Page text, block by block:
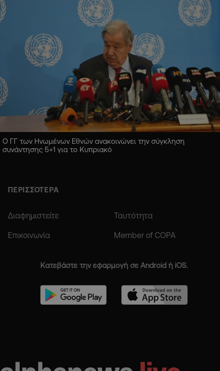
Ο ΓΓ των Ηνωμένων Εθνών ανακοινώνει την σύγκληση
συνάντησης 5+1 για το Κυπριακό
ΠΕΡΙΣΣΟΤΕΡΑ
Διαφημιστείτε Ταυτότητα
Επικοινωνία Member of COPA
Κατεβάστε την εφαρμογή σε Android ή iOS.